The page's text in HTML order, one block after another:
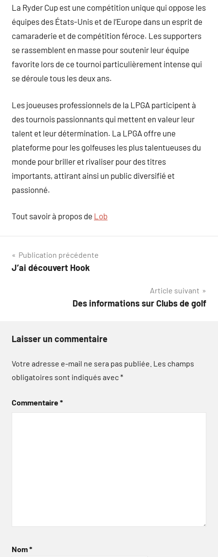
La Ryder Cup est une compétition unique qui oppose les
équipes des États-Unis et de l’Europe dans un esprit de
camaraderie et de compétition féroce. Les supporters
se rassemblent en masse pour soutenir leur équipe
favorite lors de ce tournoi particulièrement intense qui
se déroule tous les deux ans.
Les joueuses professionnels de la LPGA participent à
des tournois passionnants qui mettent en valeur leur
talent et leur détermination. La LPGA offre une
plateforme pour les golfeuses les plus talentueuses du
monde pour briller et rivaliser pour des titres
importants, attirant ainsi un public diversifié et
passionné.
Tout savoir à propos de Lob
Navigation
de
Publication précédente
J’ai découvert Hook
Article suivant
Des informations sur Clubs de golf
Laisser un commentaire
Votre adresse e-mail ne sera pas publiée. Les champs
obligatoires sont indiqués avec*
Commentaire*
Nom*